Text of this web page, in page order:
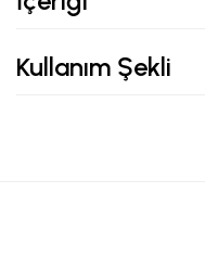
Kullanım Şekli